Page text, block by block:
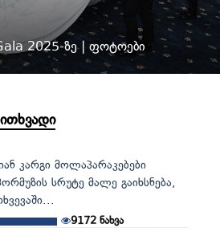
2025-ზე | ფოტოები
კარგი მოლაპარაკებები
სრუტე მალე გაიხსნება,
9172 ნახვა